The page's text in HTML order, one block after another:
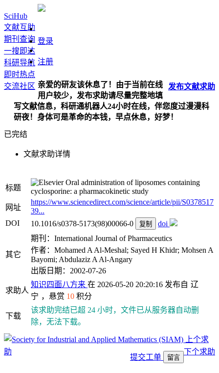
SciHub
文献互助
期刊查询
一搜即达
科研导航
即时热点
交流社区
登录
注册
发布文献求助
亲爱的研友该休息了！由于当前在线
用户较少，发布求助请尽量完整地填
写文献信息，科研通机器人24小时在线，伴您度过漫漫科
研夜！身体可是革命的本钱，早点休息，好梦！
已完结
文献求助详情
标题
Oral administration of liposomes containing
cyclosporine: a pharmacokinetic study
网址
https://www.sciencedirect.com/science/article/pii/S0378517
39...
DOI
10.1016/s0378-5173(98)00066-0 复制 doi
其它
期刊：International Journal of Pharmaceutics
作者：Mohamed A Al-Meshal; Sayed H Khidr; Mohsen A
Bayomi; Abdulaziz A Al-Angary
出版日期：2002-07-26
求助人
知识四面八方来 在 2026-05-20 20:20:16 发布自 辽
宁 ，悬赏 10 积分
下载
该求助完结已超 24 小时，文件已从服务器自动删
除，无法下载。
上个求
助
下个求助
提交工单 留言